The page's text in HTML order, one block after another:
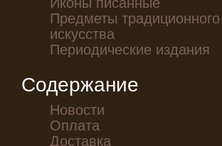
Предметы
искусства
Периодические издания
Содержание
Новости
Оплата
Доставка